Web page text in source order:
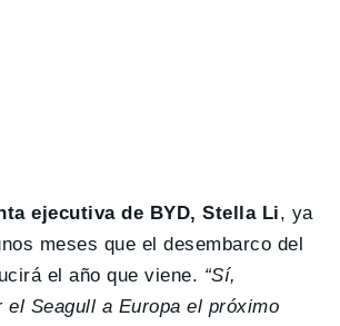
ejecutiva de BYD, Stella Li, ya
meses que el desembarco del
el año que viene. “Sí,
el Seagull a Europa el próximo